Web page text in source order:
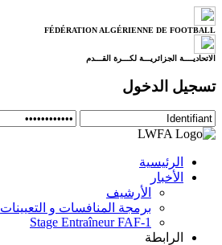
FÉDÉRATION ALGÉRIENNE DE FOOTBALL
الاتحاديــــة الجزائريـــة لكـــرة القـــدم
تسجيل الدخول
الرئيسية
الأخبار
الأرشيف
برمجة المنافسات و التعيينات
Stage Entraîneur FAF-1
الرابطة